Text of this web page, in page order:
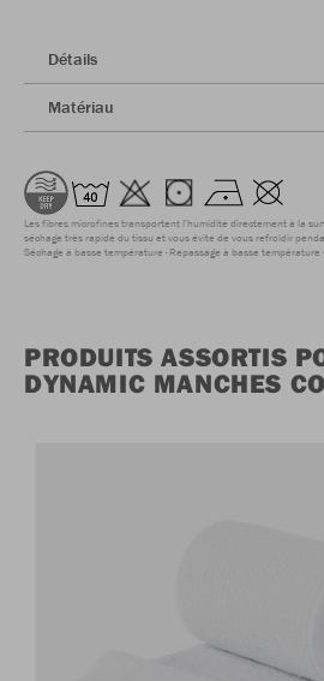
Détails
Matériau
Les fibres microfines transportent l'humidité directement à la
séchage très rapide du tissu et vous évite de vous refroidir
Séchage à basse température Repassage à basse température
PRODUITS ASSORTIS
DYNAMIC MANCHES